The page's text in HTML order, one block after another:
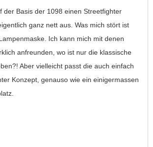
der Basis der 1098 einen Streetfighter
ganz nett aus. Was mich stört ist
Ich kann mich mit denen
anfreunden, wo ist nur die klassische
Aber vielleicht passt die auch einfach
Konzept, genauso wie ein einigermassen